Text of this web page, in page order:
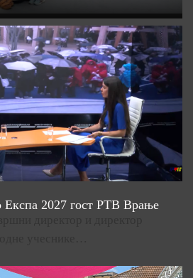
2027 гост РТВ Врање